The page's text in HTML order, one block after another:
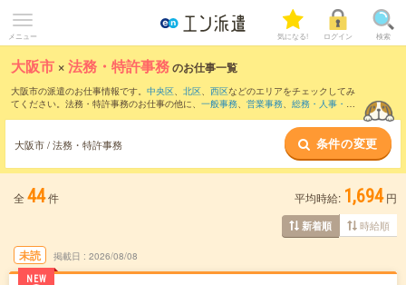
メニュー 気になる! ログイン 検索
大阪市 ×法務・特許事務のお仕事一覧
大阪市の派遣のお仕事情報です。 中央区、 北区、 西区などのエリアをチェックしてみ
てください。法務・特許事務のお仕事の他に、 一般事務、 営業事務、 総務・人事・労
法務のお仕事とは？とは？特許
事務のお仕事とは？とは？
大阪市 / 法務・特許事務 条件の変更
全 44件 平均時給: 1,694 円
新着順 時給順
未読
NEW
掲載日 2026/08/08